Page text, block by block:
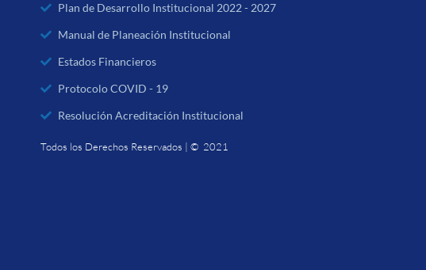
Plan de Desarrollo Institucional 2022 - 2027
Manual de Planeación Institucional
Estados Financieros
Protocolo COVID - 19
Resolución Acreditación Institucional
Todos los Derechos Reservados | © 2021